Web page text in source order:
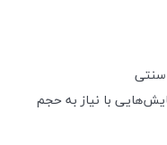
سنتی
با نیاز به حجم